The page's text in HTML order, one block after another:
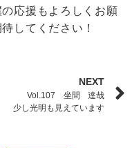
応援もよろしくお願
してください！
NEXT
Vol.107 坐間 達哉
少し光明も見えています